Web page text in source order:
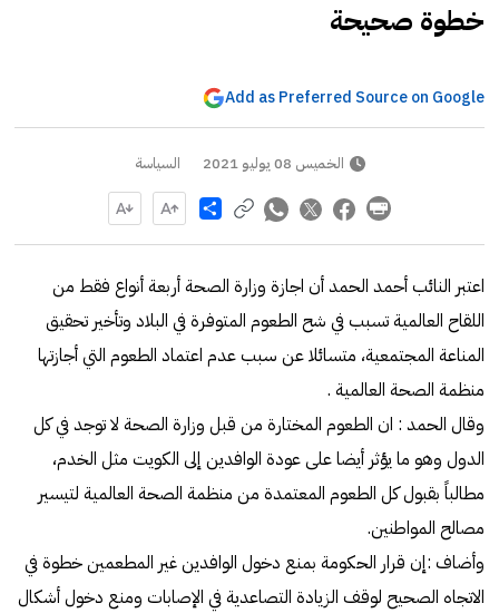
خطوة صحيحة
Add as Preferred Source on Google
الخميس 08 يوليو 2021 السياسة
Share
اعتبر النائب أحمد الحمد أن اجازة وزارة الصحة أربعة أنواع فقط من
اللقاح العالمية تسبب في شح الطعوم المتوفرة في البلاد وتأخير تحقيق
المناعة المجتمعية، متسائلا عن سبب عدم اعتماد الطعوم التي أجازتها
منظمة الصحة العالمية .
وقال الحمد : ان الطعوم المختارة من قبل وزارة الصحة لا توجد في كل
الدول وهو ما يؤثر أيضا على عودة الوافدين إلى الكويت مثل الخدم،
مطالباً بقبول كل الطعوم المعتمدة من منظمة الصحة العالمية لتيسير
مصالح المواطنين.
وأضاف :إن قرار الحكومة بمنع دخول الوافدين غير المطعمين خطوة في
الاتجاه الصحيح لوقف الزيادة التصاعدية في الإصابات ومنع دخول أشكال